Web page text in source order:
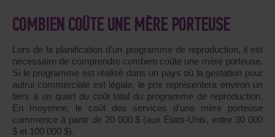
COMBIEN COÛTE UNE MÈRE PORTEUSE
Lors de la planification d’un programme de reproduction, il est
nécessaire de comprendre combien coûte une mère porteuse.
Si le programme est réalisé dans un pays où la gestation pour
autrui commerciale est légale, le prix représentera environ un
tiers à un quart du coût total du programme de reproduction.
En moyenne, le coût des services d’une mère porteuse
commence à partir de 20 000 $ (aux États-Unis, entre 30 000
$ et 100 000 $).